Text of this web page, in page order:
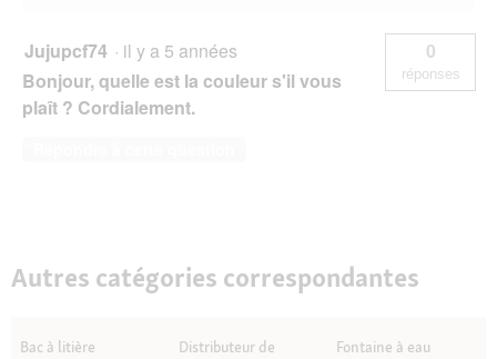
Jujupcf74 · il y a 5 années
Bonjour, quelle est la couleur s'il vous
plaît ? Cordialement.
0
réponses
Autres catégories correspondantes
Bac à litière
Distributeur de
Fontaine à eau